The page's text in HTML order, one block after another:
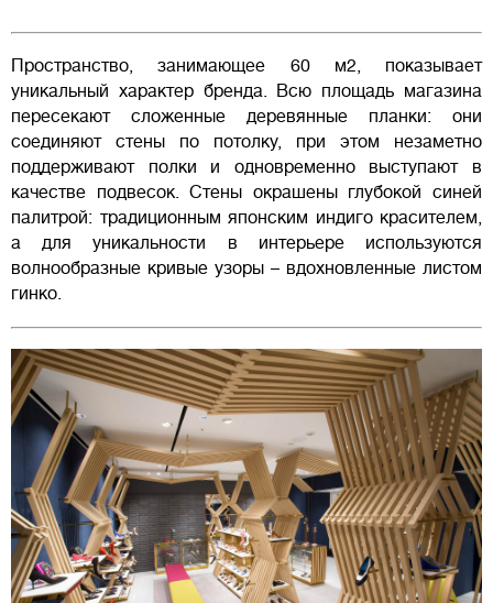
Пространство, занимающее 60 м2, показывает
уникальный характер бренда. Всю площадь магазина
пересекают сложенные деревянные планки: они
соединяют стены по потолку, при этом незаметно
поддерживают полки и одновременно выступают в
качестве подвесок. Стены окрашены глубокой синей
палитрой: традиционным японским индиго красителем,
а для уникальности в интерьере используются
волнообразные кривые узоры – вдохновленные листом
гинко.